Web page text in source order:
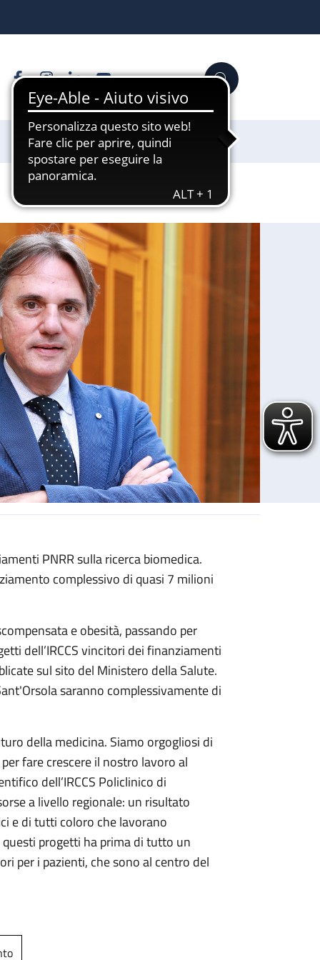
FacebookInstagram
LinkedinYouTube Cerca
Sostienici
PNRR sulla ricerca biomedica.
complessivo di quasi 7 milioni
e obesità, passando per
dell’IRCCS vincitori dei finanziamenti
sul sito del Ministero della Salute.
saranno complessivamente di
della medicina. Siamo orgogliosi di
fare crescere il nostro lavoro al
dell’IRCCS Policlinico di
a livello regionale: un risultato
e di tutti coloro che lavorano
progetti ha prima di tutto un
per i pazienti, che sono al centro del